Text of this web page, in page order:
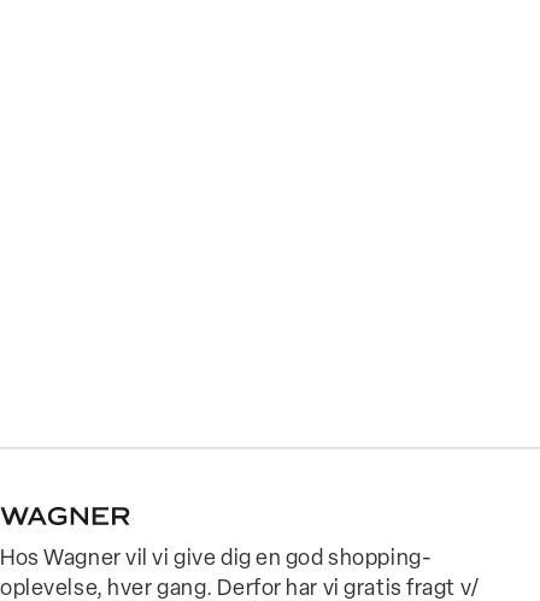
Hos Wagner vil vi give dig en god shopping-
oplevelse, hver gang. Derfor har vi gratis fragt v/